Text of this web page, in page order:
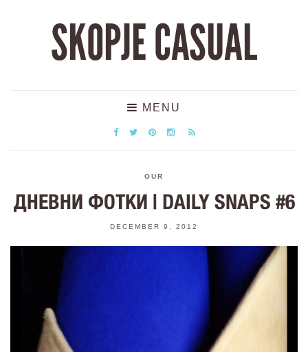
SKOPJE CASUAL
MENU
OUR
ДНЕВНИ ФОТКИ | DAILY SNAPS #6
DECEMBER 9, 2012